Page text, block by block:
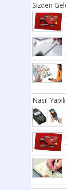
Sizden
Nasıl